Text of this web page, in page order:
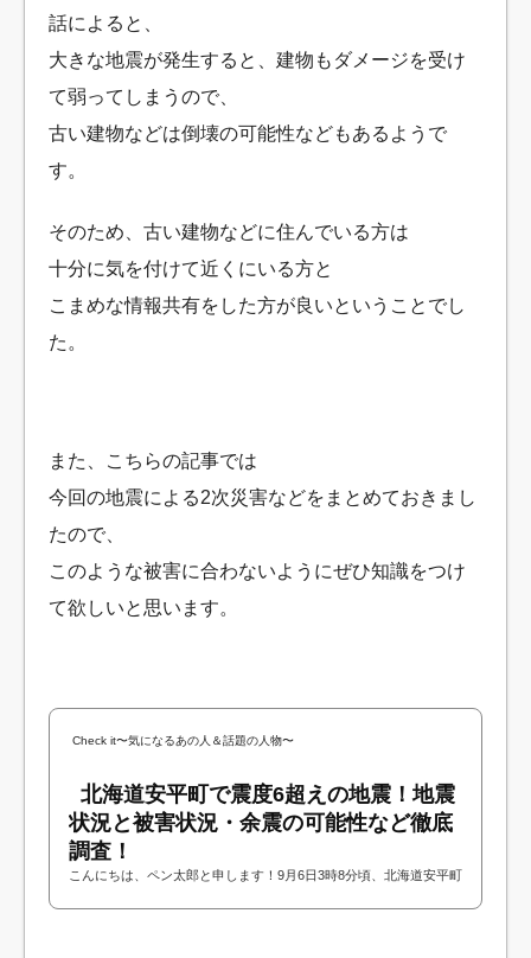
話によると、
大きな地震が発生すると、建物もダメージを受け
て弱ってしまうので、
古い建物などは倒壊の可能性などもあるようで
す。
そのため、古い建物などに住んでいる方は
十分に気を付けて近くにいる方と
こまめな情報共有をした方が良いということでし
た。
また、こちらの記事では
今回の地震による2次災害などをまとめておきまし
たので、
このような被害に合わないようにぜひ知識をつけ
て欲しいと思います。
Check it〜気になるあの人＆話題の人物〜
北海道安平町で震度6超えの地震！地震
状況と被害状況・余震の可能性など徹底
調査！
こんにちは、ペン太郎と申します！9月6日3時8分頃、北海道安平町